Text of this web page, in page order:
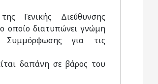
Γενικής Διεύθυνσης
οποίο διατυπώνει γνώμη
Συμμόρφωσης για τις
δαπάνη σε βάρος του